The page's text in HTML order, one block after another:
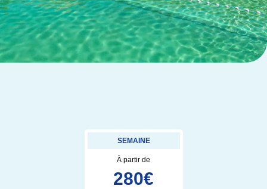
SEMAINE
À partir de
280€